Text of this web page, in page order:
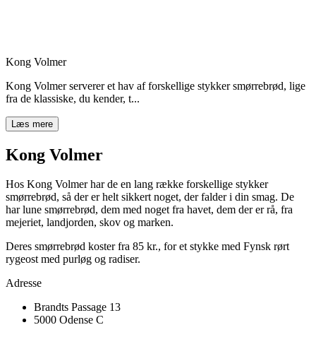
Kong Volmer
Kong Volmer serverer et hav af forskellige stykker smørrebrød, lige
fra de klassiske, du kender, t...
Læs mere
Kong Volmer
Hos Kong Volmer har de en lang række forskellige stykker
smørrebrød, så der er helt sikkert noget, der falder i din smag. De
har lune smørrebrød, dem med noget fra havet, dem der er rå, fra
mejeriet, landjorden, skov og marken.
Deres smørrebrød koster fra 85 kr., for et stykke med Fynsk rørt
rygeost med purløg og radiser.
Adresse
Brandts Passage 13
5000 Odense C